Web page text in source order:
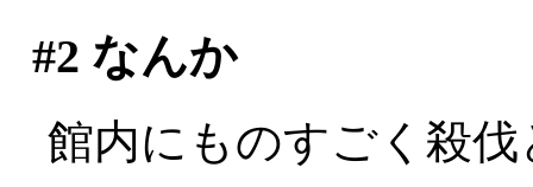
#2 なんか
館内にものすごく殺